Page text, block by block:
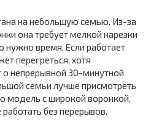
на небольшую семью. Из-за
она требует мелкой нарезки
нужно время. Если работает
перегреться, хотя
о непрерывной 30-минутной
семьи лучше присмотреть
модель с широкой воронкой,
без перерывов.